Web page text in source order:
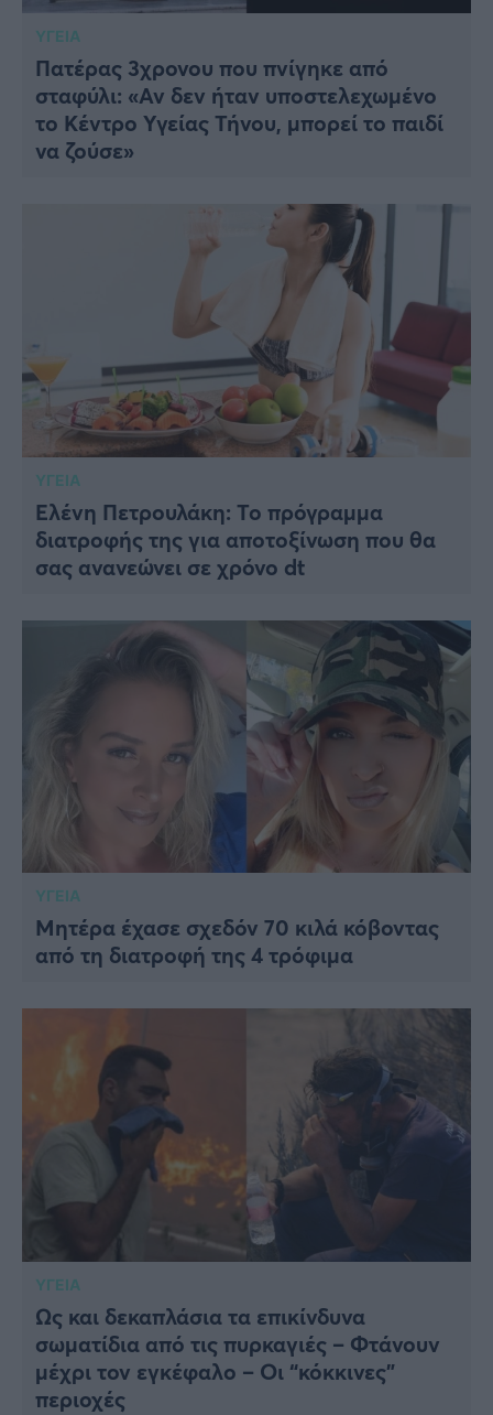
ΥΓΕΙΑ
Πατέρας 3χρονου που πνίγηκε από
σταφύλι: «Αν δεν ήταν υποστελεχωμένο
το Κέντρο Υγείας Τήνου, μπορεί το παιδί
να ζούσε»
ΥΓΕΙΑ
Ελένη Πετρουλάκη: Το πρόγραμμα
διατροφής της για αποτοξίνωση που θα
σας ανανεώνει σε χρόνο dt
ΥΓΕΙΑ
Μητέρα έχασε σχεδόν 70 κιλά κόβοντας
από τη διατροφή της 4 τρόφιμα
ΥΓΕΙΑ
Ως και δεκαπλάσια τα επικίνδυνα
σωματίδια από τις πυρκαγιές – Φτάνουν
μέχρι τον εγκέφαλο – Οι “κόκκινες”
περιοχές